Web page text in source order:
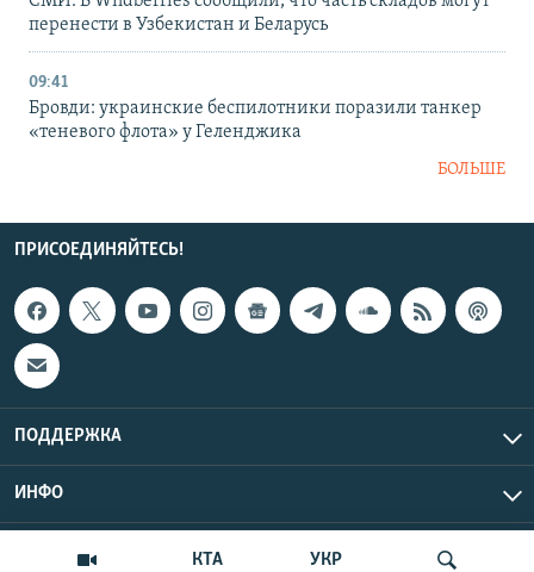
КТА УКР
перенести в Узбекистан и Беларусь
09:41
Бровди: украинские беспилотники поразили танкер
«теневого флота» у Геленджика
БОЛЬШЕ
ПРИСОЕДИНЯЙТЕСЬ!
ПОДДЕРЖКА
ИНФО
Copyright Крым.Реалии, 2026 | Все права защищены.
UTC+3